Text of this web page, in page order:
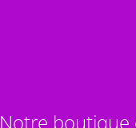
Notre boutique